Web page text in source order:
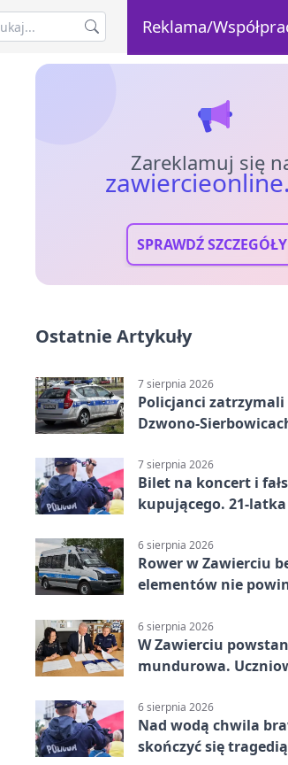
Reklama/
Zareklamuj się
SPRAWDŹ SZCZEGÓŁY
Ostatnie Artykuły
7 sierpnia 2026
Policjanci zatrzymali
Dzwono-
7 sierpnia 2026
Bilet na koncert i
kupującego. 21-latka
6 sierpnia 2026
Rower w Zawierciu
elementów nie
6 sierpnia 2026
W Zawierciu
mundurowa.
6 sierpnia 2026
Nad wodą chwila
skończyć się